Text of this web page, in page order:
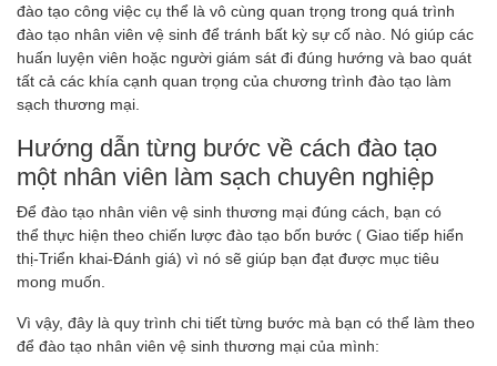
đào tạo công việc cụ thể là vô cùng quan trọng trong quá trình
đào tạo nhân viên vệ sinh để tránh bất kỳ sự cố nào. Nó giúp các
huấn luyện viên hoặc người giám sát đi đúng hướng và bao quát
tất cả các khía cạnh quan trọng của chương trình đào tạo làm
sạch thương mại.
Hướng dẫn từng bước về cách đào tạo
một nhân viên làm sạch chuyên nghiệp
Để đào tạo nhân viên vệ sinh thương mại đúng cách, bạn có
thể thực hiện theo chiến lược đào tạo bốn bước ( Giao tiếp hiển
thị-Triển khai-Đánh giá) vì nó sẽ giúp bạn đạt được mục tiêu
mong muốn.
Vì vậy, đây là quy trình chi tiết từng bước mà bạn có thể làm theo
để đào tạo nhân viên vệ sinh thương mại của mình: